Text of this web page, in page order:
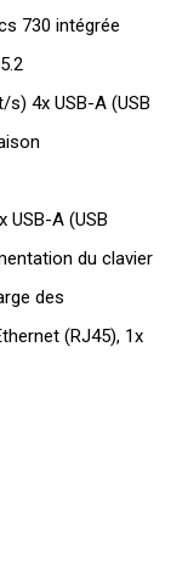
730 intégrée
s) 4x USB-A (USB
USB-A (USB
du clavier
des
(RJ45), 1x